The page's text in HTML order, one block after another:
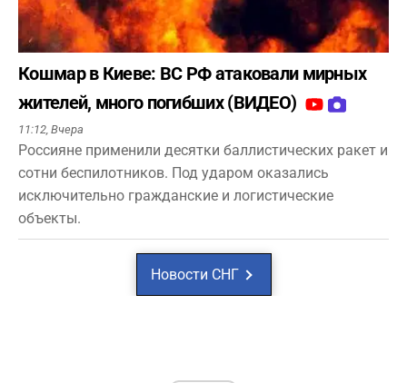
Кошмар в Киеве: ВС РФ атаковали мирных
жителей, много погибших (ВИДЕО)
11:12, Вчера
Россияне применили десятки баллистических ракет и
сотни беспилотников. Под ударом оказались
исключительно гражданские и логистические
объекты.
Новости СНГ